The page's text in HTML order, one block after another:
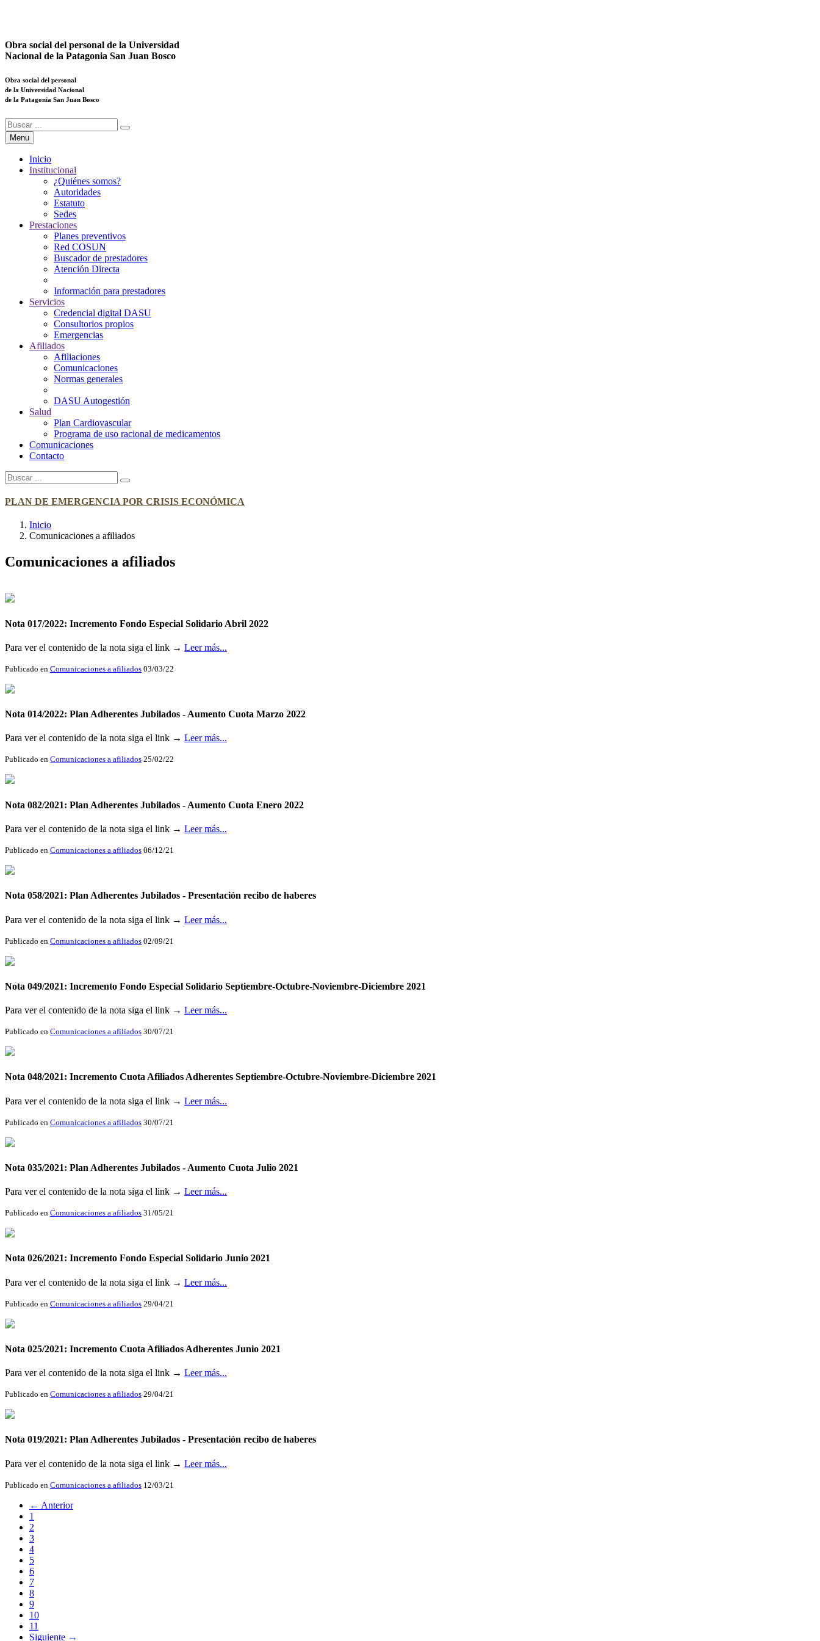
Obra social del personal de la Universidad
Nacional de la Patagonia San Juan Bosco
Obra social del personal
de la Universidad Nacional
de la Patagonia San Juan Bosco
Menu
Inicio
Institucional
¿Quiénes somos?
Autoridades
Estatuto
Sedes
Prestaciones
Planes preventivos
Red COSUN
Buscador de prestadores
Atención Directa
Información para prestadores
Servicios
Credencial digital DASU
Consultorios propios
Emergencias
Afiliados
Afiliaciones
Comunicaciones
Normas generales
DASU Autogestión
Salud
Plan Cardiovascular
Programa de uso racional de medicamentos
Comunicaciones
Contacto
PLAN DE EMERGENCIA POR CRISIS ECONÓMICA
Inicio
Comunicaciones a afiliados
Comunicaciones a afiliados
Nota 017/2022: Incremento Fondo Especial Solidario Abril 2022
Para ver el contenido de la nota siga el link → Leer más...
Publicado en Comunicaciones a afiliados 03/03/22
Nota 014/2022: Plan Adherentes Jubilados - Aumento Cuota Marzo 2022
Para ver el contenido de la nota siga el link → Leer más...
Publicado en Comunicaciones a afiliados 25/02/22
Nota 082/2021: Plan Adherentes Jubilados - Aumento Cuota Enero 2022
Para ver el contenido de la nota siga el link → Leer más...
Publicado en Comunicaciones a afiliados 06/12/21
Nota 058/2021: Plan Adherentes Jubilados - Presentación recibo de haberes
Para ver el contenido de la nota siga el link → Leer más...
Publicado en Comunicaciones a afiliados 02/09/21
Nota 049/2021: Incremento Fondo Especial Solidario Septiembre-Octubre-Noviembre-Diciembre 2021
Para ver el contenido de la nota siga el link → Leer más...
Publicado en Comunicaciones a afiliados 30/07/21
Nota 048/2021: Incremento Cuota Afiliados Adherentes Septiembre-Octubre-Noviembre-Diciembre 2021
Para ver el contenido de la nota siga el link → Leer más...
Publicado en Comunicaciones a afiliados 30/07/21
Nota 035/2021: Plan Adherentes Jubilados - Aumento Cuota Julio 2021
Para ver el contenido de la nota siga el link → Leer más...
Publicado en Comunicaciones a afiliados 31/05/21
Nota 026/2021: Incremento Fondo Especial Solidario Junio 2021
Para ver el contenido de la nota siga el link → Leer más...
Publicado en Comunicaciones a afiliados 29/04/21
Nota 025/2021: Incremento Cuota Afiliados Adherentes Junio 2021
Para ver el contenido de la nota siga el link → Leer más...
Publicado en Comunicaciones a afiliados 29/04/21
Nota 019/2021: Plan Adherentes Jubilados - Presentación recibo de haberes
Para ver el contenido de la nota siga el link → Leer más...
Publicado en Comunicaciones a afiliados 12/03/21
← Anterior
1
2
3
4
5
6
7
8
9
10
11
Siguiente →